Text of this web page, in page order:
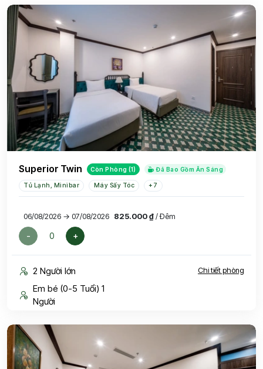
Superior Twin Còn Phòng (1) Đã Bao Gồm Ăn Sáng
Tủ Lạnh, Minibar Máy Sấy Tóc +7
06/08/2026 → 07/08/2026 825.000 ₫ / Đêm
- +
2 Người lớn Chi tiết phòng
Em bé (0-5 Tuổi) 1
Người